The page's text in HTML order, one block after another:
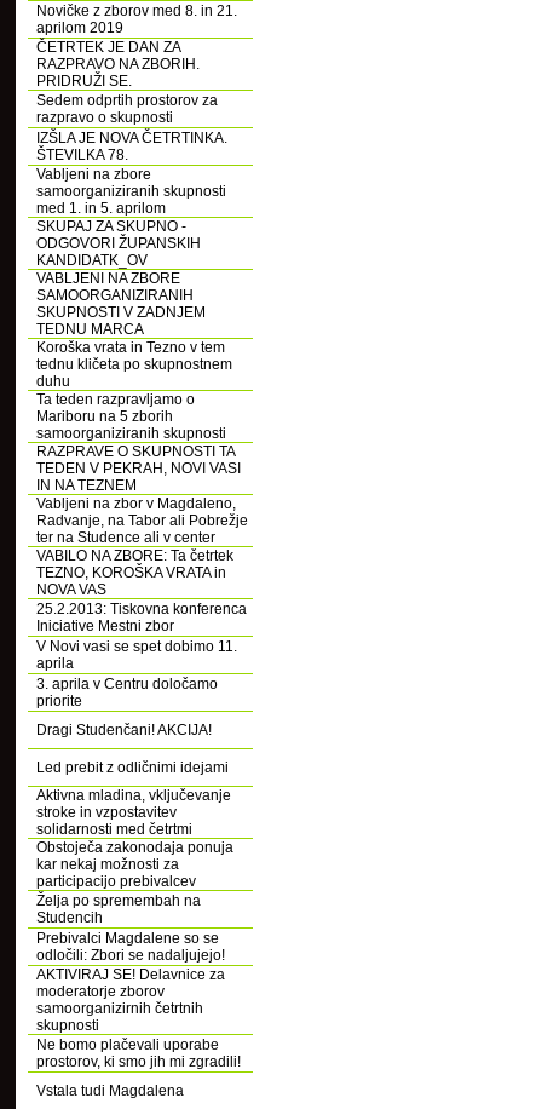
Novičke z zborov med 8. in 21.
aprilom 2019
ČETRTEK JE DAN ZA
RAZPRAVO NA ZBORIH.
PRIDRUŽI SE.
Sedem odprtih prostorov za
razpravo o skupnosti
IZŠLA JE NOVA ČETRTINKA.
ŠTEVILKA 78.
Vabljeni na zbore
samoorganiziranih skupnosti
med 1. in 5. aprilom
SKUPAJ ZA SKUPNO -
ODGOVORI ŽUPANSKIH
KANDIDATK_OV
VABLJENI NA ZBORE
SAMOORGANIZIRANIH
SKUPNOSTI V ZADNJEM
TEDNU MARCA
Koroška vrata in Tezno v tem
tednu kličeta po skupnostnem
duhu
Ta teden razpravljamo o
Mariboru na 5 zborih
samoorganiziranih skupnosti
RAZPRAVE O SKUPNOSTI TA
TEDEN V PEKRAH, NOVI VASI
IN NA TEZNEM
Vabljeni na zbor v Magdaleno,
Radvanje, na Tabor ali Pobrežje
ter na Studence ali v center
VABILO NA ZBORE: Ta četrtek
TEZNO, KOROŠKA VRATA in
NOVA VAS
25.2.2013: Tiskovna konferenca
Iniciative Mestni zbor
V Novi vasi se spet dobimo 11.
aprila
3. aprila v Centru določamo
priorite
Dragi Studenčani! AKCIJA!
Led prebit z odličnimi idejami
Aktivna mladina, vključevanje
stroke in vzpostavitev
solidarnosti med četrtmi
Obstoječa zakonodaja ponuja
kar nekaj možnosti za
participacijo prebivalcev
Želja po spremembah na
Studencih
Prebivalci Magdalene so se
odločili: Zbori se nadaljujejo!
AKTIVIRAJ SE! Delavnice za
moderatorje zborov
samoorganizirnih četrtnih
skupnosti
Ne bomo plačevali uporabe
prostorov, ki smo jih mi zgradili!
Vstala tudi Magdalena